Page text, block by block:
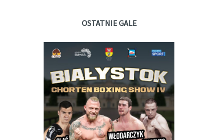
OSTATNIE GALE